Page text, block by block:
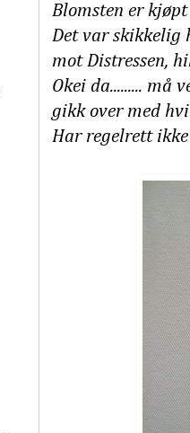
Blomsten er
Det var skikkelig
mot Distressen,
Okei da......... må
gikk over med
Har regelrett